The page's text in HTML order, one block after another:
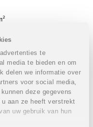
te
media te bieden en om
delen we informatie over
voor social media,
deze gegevens
aan ze heeft verstrekt
uw gebruik van hun
m² tot 90,28 m²